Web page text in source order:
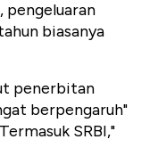
pengeluaran
biasanya
penerbitan
berpengaruh"
SRBI,"